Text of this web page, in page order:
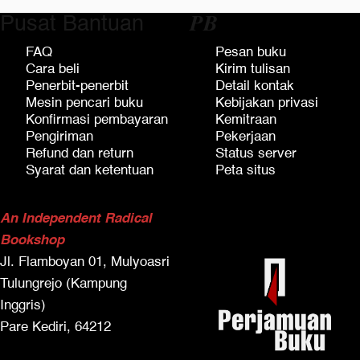
Pusat Bantuan
FAQ
Cara beli
Penerbit-penerbit
Mesin pencari buku
Konfirmasi pembayaran
Pengiriman
Refund dan return
Syarat dan ketentuan
𝑷𝑩
Pesan buku
Kirim tulisan
Detail kontak
Kebijakan privasi
Kemitraan
Pekerjaan
Status server
Peta situs
An Independent Radical
Bookshop
Jl. Flamboyan 01, Mulyoasri
Tulungrejo (Kampung
Inggris)
Pare Kediri, 64212